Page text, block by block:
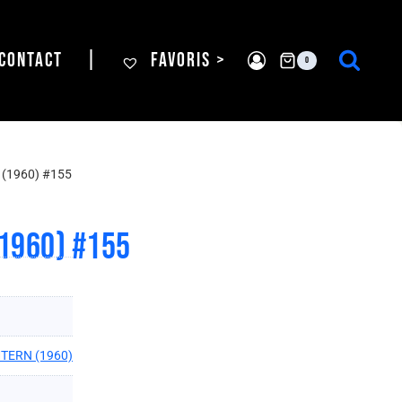
FAVORIS > 0
(1960) #155
#155
(1960)